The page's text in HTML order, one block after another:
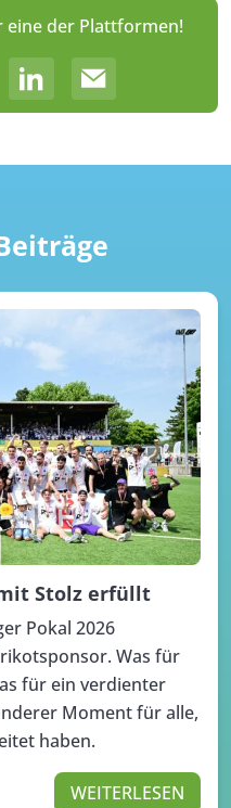
eine der Plattformen!
Stolz erfüllt
Pokal 2026
Was für
für ein verdienter
Moment für alle,
haben.
WEITERLESEN